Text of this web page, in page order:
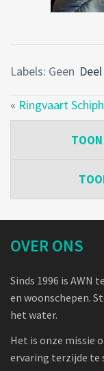
Labels: Geen
« Ringvaart
TOON
OVER ONS
Sinds 1996 is AWN
en woonschepen.
het water.
Het is onze missie
ervaring terzijde te